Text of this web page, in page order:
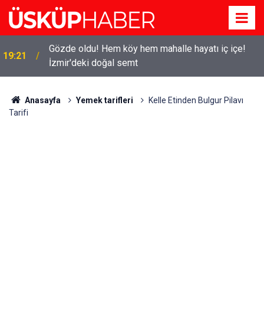
19:21
Gözde oldu! Hem köy hem mahalle hayatı iç içe!
İzmir'deki doğal semt
Anasayfa Yemek tarifleri
Kelle Etinden Bulgur Pilavı
Tarifi